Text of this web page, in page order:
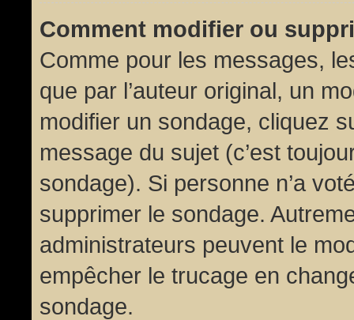
Comment modifier ou
Comme pour les messages,
que par l’auteur original, un
modifier un sondage, cliquez
message du sujet (c’est
sondage). Si personne n’a
supprimer le sondage.
administrateurs peuvent le
empêcher le trucage en
sondage.